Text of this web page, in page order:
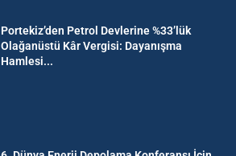
Portekiz’den Petrol Devlerine %33’lük
Olağanüstü Kâr Vergisi: Dayanışma
Hamlesi...